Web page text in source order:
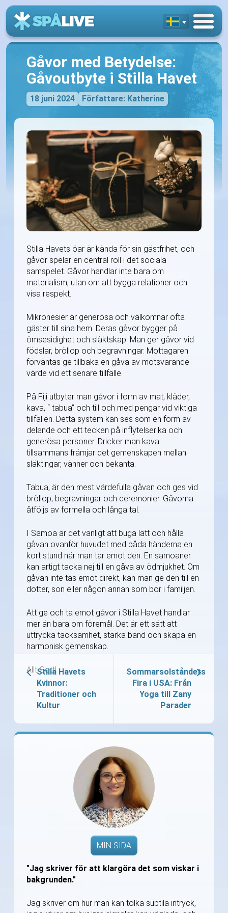
Gåvor med Betydelse:
Gåvoutbyte i Stilla Havet
18 juni 2024 Författare: Katherine
Stilla Havets öar är kända för sin gästfrihet, och
gåvor spelar en central roll i det sociala
samspelet. Gåvor handlar inte bara om
materialism, utan om att bygga relationer och
visa respekt.
Mikronesier är generösa och välkomnar ofta
gäster till sina hem. Deras gåvor bygger på
ömsesidighet och släktskap. Man ger gåvor vid
födslar, bröllop och begravningar. Mottagaren
förväntas ge tillbaka en gåva av motsvarande
värde vid ett senare tillfälle.
På Fiji utbyter man gåvor i form av mat, kläder,
kava, “ tabua” och till och med pengar vid viktiga
tillfällen. Detta system kan ses som en form av
delande och ett tecken på inflytelserika och
generösa personer. Dricker man kava
tillsammans främjar det gemenskapen mellan
släktingar, vänner och bekanta.
Tabua, är den mest värdefulla gåvan och ges vid
bröllop, begravningar och ceremonier. Gåvorna
åtföljs av formella och långa tal.
I Samoa är det vanligt att buga lätt och hålla
gåvan ovanför huvudet med båda händerna en
kort stund när man tar emot den. En samoaner
kan artigt tacka nej till en gåva av ödmjukhet. Om
gåvan inte tas emot direkt, kan man ge den till en
dotter, son eller någon annan som bor i familjen.
Att ge och ta emot gåvor i Stilla Havet handlar
mer än bara om föremål. Det är ett sätt att
uttrycka tacksamhet, stärka band och skapa en
harmonisk gemenskap.
Allt Gott!
Stilla Havets
Kvinnor:
Traditioner och
Kultur
Sommarsolståndets
Fira i USA: Från
Yoga till Zany
Parader
MIN SIDA
"Jag skriver för att klargöra det som viskar i
bakgrunden."
Jag skriver om hur man kan tolka subtila intryck,